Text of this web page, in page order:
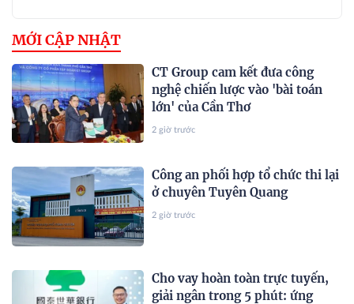
MỚI CẬP NHẬT
CT Group cam kết đưa công
nghệ chiến lược vào 'bài toán
lớn' của Cần Thơ
2 giờ trước
Công an phối hợp tổ chức thi lại
ở chuyên Tuyên Quang
2 giờ trước
Cho vay hoàn toàn trực tuyến,
giải ngân trong 5 phút: ứng